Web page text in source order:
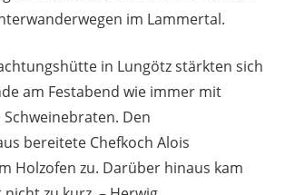
im Lammertal.
in Lungötz stärkten sich
am Festabend wie immer mit
Den
bereitete Chefkoch Alois
Holzofen zu. Darüber hinaus kam